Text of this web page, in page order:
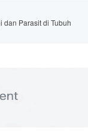
dan Parasit di Tubuh